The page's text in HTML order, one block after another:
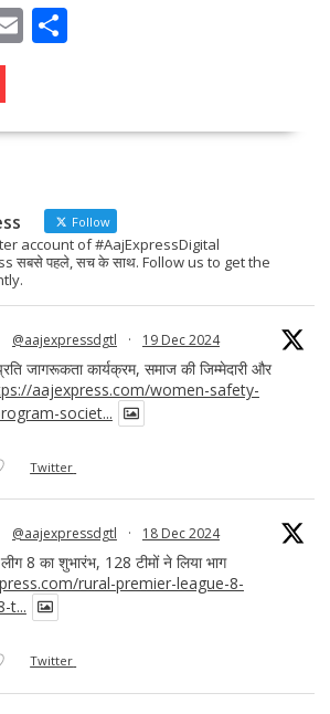
E
l
S
e
Follow
account of #AajExpressDigital
सबसे पहले, सच के साथ. Follow us to get the
@aajexpressdgtl · 19 Dec 2024
जागरूकता कार्यक्रम, समाज की जिम्मेदारी और
aajexpress.com/women-safety-
societ...
Twitter
@aajexpressdgtl · 18 Dec 2024
लीग 8 का शुभारंभ, 128 टीमों ने लिया भाग
rural-premier-league-8-
t...
Twitter